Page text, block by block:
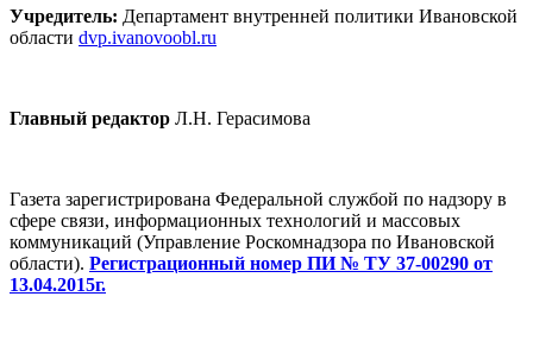
Учредитель: Департамент внутренней политики Ивановской
области dvp.ivanovoobl.ru
Главный редактор Л.Н. Герасимова
Газета зарегистрирована Федеральной службой по надзору в
сфере связи, информационных технологий и массовых
коммуникаций (Управление Роскомнадзора по Ивановской
области). Регистрационный номер ПИ № ТУ 37-00290 от
13.04.2015г.